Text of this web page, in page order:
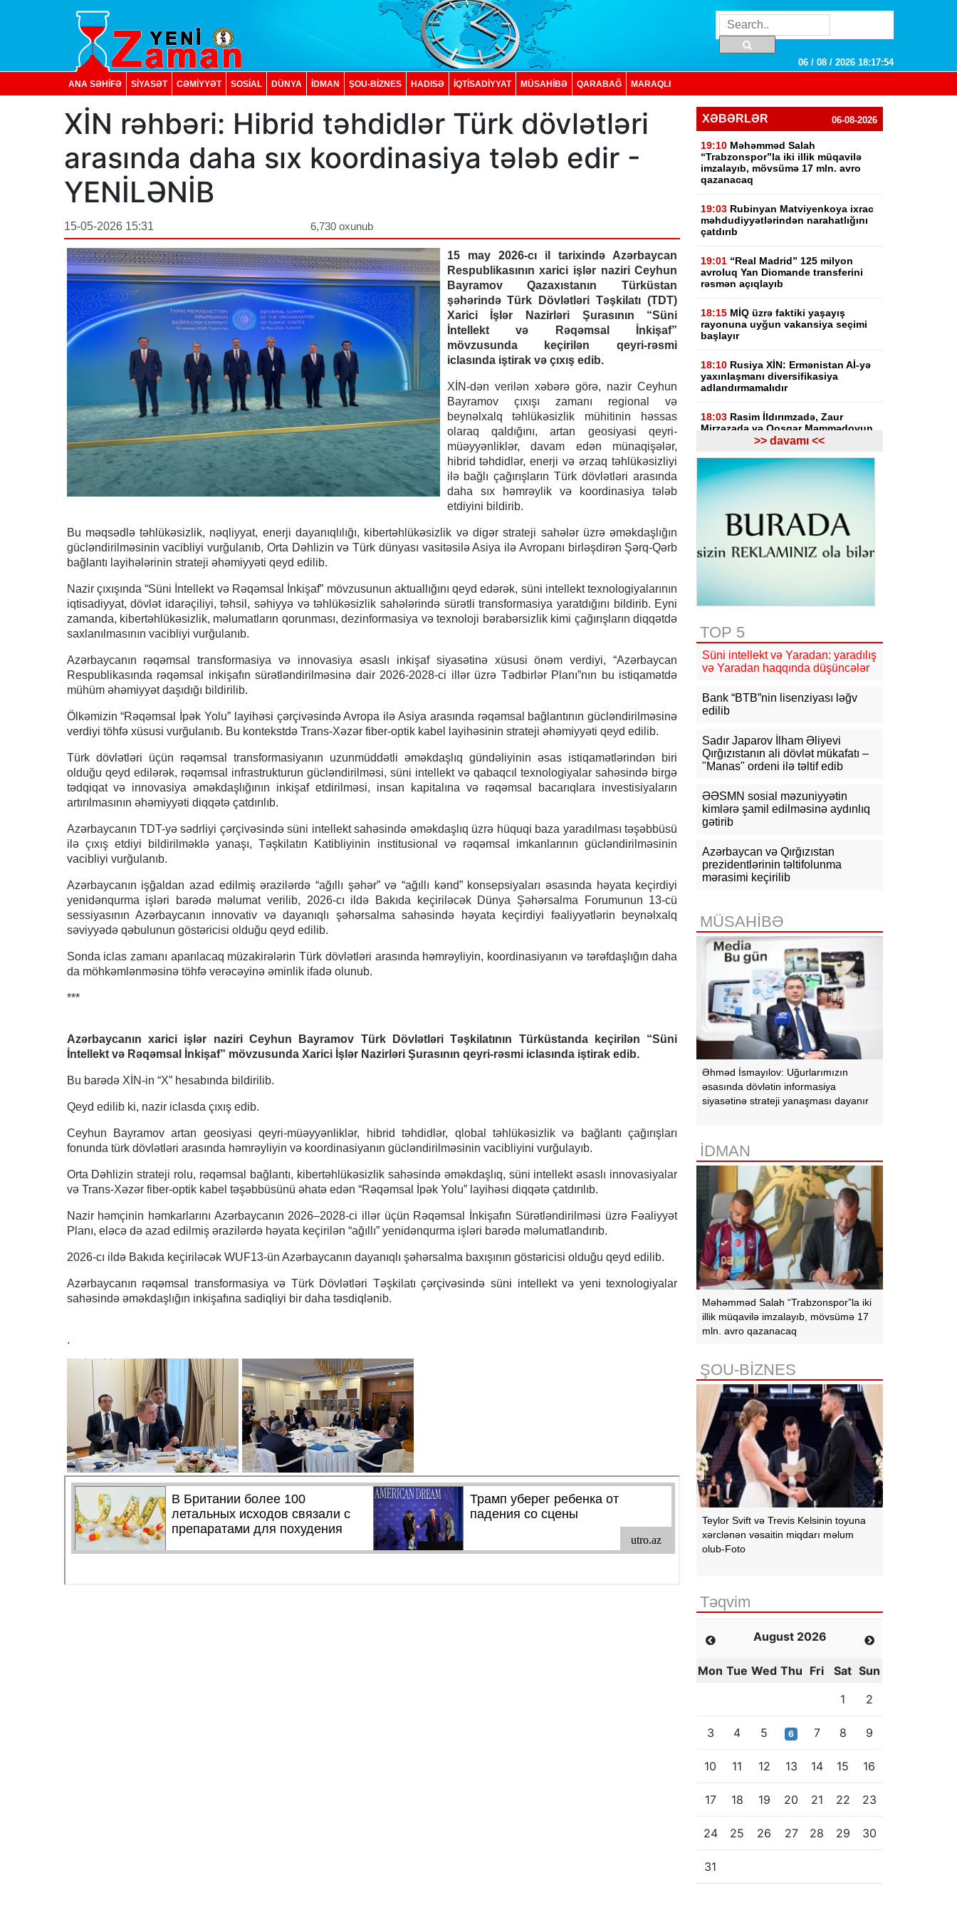
06 / 08 / 2026 18:17:55
ANA SƏHİFƏ SİYASƏT CƏMİYYƏT SOSIAL DÜNYA İDMAN ŞOU-BİZNES HADISƏ İQTISADIYYAT MÜSAHİBƏ QARABAĞ MARAQLI
XİN rəhbəri: Hibrid təhdidlər Türk dövlətləri
arasında daha sıx koordinasiya tələb edir -
YENİLƏNİB
15-05-2026 15:31 6,730 oxunub
15 may 2026-cı il tarixində Azərbaycan
Respublikasının xarici işlər naziri Ceyhun
Bayramov Qazaxıstanın Türküstan
şəhərində Türk Dövlətləri Təşkilatı (TDT)
Xarici İşlər Nazirləri Şurasının “Süni
İntellekt və Rəqəmsal İnkişaf”
mövzusunda keçirilən qeyri-rəsmi
iclasında iştirak və çıxış edib.
XİN-dən verilən xəbərə görə, nazir Ceyhun
Bayramov çıxışı zamanı regional və
beynəlxalq təhlükəsizlik mühitinin həssas
olaraq qaldığını, artan geosiyasi qeyri-
müəyyənliklər, davam edən münaqişələr,
hibrid təhdidlər, enerji və ərzaq təhlükəsizliyi
ilə bağlı çağırışların Türk dövlətləri arasında
daha sıx həmrəylik və koordinasiya tələb
etdiyini bildirib.
Bu məqsədlə təhlükəsizlik, nəqliyyat, enerji dayanıqlılığı, kibertəhlükəsizlik və digər strateji sahələr üzrə əməkdaşlığın
gücləndirilməsinin vacibliyi vurğulanıb, Orta Dəhlizin və Türk dünyası vasitəsilə Asiya ilə Avropanı birləşdirən Şərq-Qərb
bağlantı layihələrinin strateji əhəmiyyəti qeyd edilib.
Nazir çıxışında “Süni İntellekt və Rəqəmsal İnkişaf” mövzusunun aktuallığını qeyd edərək, süni intellekt texnologiyalarının
iqtisadiyyat, dövlət idarəçiliyi, təhsil, səhiyyə və təhlükəsizlik sahələrində sürətli transformasiya yaratdığını bildirib. Eyni
zamanda, kibertəhlükəsizlik, məlumatların qorunması, dezinformasiya və texnoloji bərabərsizlik kimi çağırışların diqqətdə
saxlanılmasının vacibliyi vurğulanıb.
Azərbaycanın rəqəmsal transformasiya və innovasiya əsaslı inkişaf siyasətinə xüsusi önəm verdiyi, “Azərbaycan
Respublikasında rəqəmsal inkişafın sürətləndirilməsinə dair 2026-2028-ci illər üzrə Tədbirlər Planı”nın bu istiqamətdə
mühüm əhəmiyyət daşıdığı bildirilib.
Ölkəmizin “Rəqəmsal İpək Yolu” layihəsi çərçivəsində Avropa ilə Asiya arasında rəqəmsal bağlantının gücləndirilməsinə
verdiyi töhfə xüsusi vurğulanıb. Bu kontekstdə Trans-Xəzər fiber-optik kabel layihəsinin strateji əhəmiyyəti qeyd edilib.
Türk dövlətləri üçün rəqəmsal transformasiyanın uzunmüddətli əməkdaşlıq gündəliyinin əsas istiqamətlərindən biri
olduğu qeyd edilərək, rəqəmsal infrastrukturun gücləndirilməsi, süni intellekt və qabaqcıl texnologiyalar sahəsində birgə
tədqiqat və innovasiya əməkdaşlığının inkişaf etdirilməsi, insan kapitalına və rəqəmsal bacarıqlara investisiyaların
artırılmasının əhəmiyyəti diqqətə çatdırılıb.
Azərbaycanın TDT-yə sədrliyi çərçivəsində süni intellekt sahəsində əməkdaşlıq üzrə hüquqi baza yaradılması təşəbbüsü
ilə çıxış etdiyi bildirilməklə yanaşı, Təşkilatın Katibliyinin institusional və rəqəmsal imkanlarının gücləndirilməsinin
vacibliyi vurğulanıb.
Azərbaycanın işğaldan azad edilmiş ərazilərdə “ağıllı şəhər” və “ağıllı kənd” konsepsiyaları əsasında həyata keçirdiyi
yenidənqurma işləri barədə məlumat verilib, 2026-cı ildə Bakıda keçiriləcək Dünya Şəhərsalma Forumunun 13-cü
sessiyasının Azərbaycanın innovativ və dayanıqlı şəhərsalma sahəsində həyata keçirdiyi fəaliyyətlərin beynəlxalq
səviyyədə qəbulunun göstəricisi olduğu qeyd edilib.
Sonda iclas zamanı aparılacaq müzakirələrin Türk dövlətləri arasında həmrəyliyin, koordinasiyanın və tərəfdaşlığın daha
da möhkəmlənməsinə töhfə verəcəyinə əminlik ifadə olunub.
***
Azərbaycanın xarici işlər naziri Ceyhun Bayramov Türk Dövlətləri Təşkilatının Türküstanda keçirilən “Süni
İntellekt və Rəqəmsal İnkişaf” mövzusunda Xarici İşlər Nazirləri Şurasının qeyri-rəsmi iclasında iştirak edib.
Bu barədə XİN-in “X” hesabında bildirilib.
Qeyd edilib ki, nazir iclasda çıxış edib.
Ceyhun Bayramov artan geosiyasi qeyri-müəyyənliklər, hibrid təhdidlər, qlobal təhlükəsizlik və bağlantı çağırışları
fonunda türk dövlətləri arasında həmrəyliyin və koordinasiyanın gücləndirilməsinin vacibliyini vurğulayıb.
Orta Dəhlizin strateji rolu, rəqəmsal bağlantı, kibertəhlükəsizlik sahəsində əməkdaşlıq, süni intellekt əsaslı innovasiyalar
və Trans-Xəzər fiber-optik kabel təşəbbüsünü əhatə edən “Rəqəmsal İpək Yolu” layihəsi diqqətə çatdırılıb.
Nazir həmçinin həmkarlarını Azərbaycanın 2026–2028-ci illər üçün Rəqəmsal İnkişafın Sürətləndirilməsi üzrə Fəaliyyət
Planı, eləcə də azad edilmiş ərazilərdə həyata keçirilən “ağıllı” yenidənqurma işləri barədə məlumatlandırıb.
2026-cı ildə Bakıda keçiriləcək WUF13-ün Azərbaycanın dayanıqlı şəhərsalma baxışının göstəricisi olduğu qeyd edilib.
Azərbaycanın rəqəmsal transformasiya və Türk Dövlətləri Təşkilatı çərçivəsində süni intellekt və yeni texnologiyalar
sahəsində əməkdaşlığın inkişafına sadiqliyi bir daha təsdiqlənib.
.
XƏBƏRLƏR 06-08-2026
19:10 Məhəmməd Salah
“Trabzonspor”la iki illik müqavilə
imzalayıb, mövsümə 17 mln. avro
qazanacaq
19:03 Rubinyan Matviyenkoya ixrac
məhdudiyyətlərindən narahatlığını
çatdırıb
19:01 “Real Madrid” 125 milyon
avroluq Yan Diomande transferini
rəsmən açıqlayıb
18:15 MİQ üzrə faktiki yaşayış
rayonuna uyğun vakansiya seçimi
başlayır
18:10 Rusiya XİN: Ermənistan Aİ-yə
yaxınlaşmanı diversifikasiya
adlandırmamalıdır
18:03 Rasim İldırımzadə, Zaur
Mirzəzadə və Qoşqar Məmmədovun
apellyasiya şikayəti üzrə məhkəmə
17:12 Gürcüstan Gəlirlər Xidməti
azərbaycanlı sürücülərin gömrükdə
"Europol" miqrantların qeyri-
qanuni daşınmasında şübhəli
bilinən suriyalıları saxlayıb
FOTO
16:31 Bu il dövlət büdcəsinə 11,5
Tramp zəng etdi - Pentaqonda
15:53
əməliyyatlar ən qısa zamanda
dayandırılmalıdır
dən çox şəxsin saxlanıldığı bildirilir
15:26 Kiyevdə Azərbaycan və
15:14 Ceyhun Bayramov Ukraynada
Azərbaycan Xalq Cümhuriyyətinin
>> davamı <<
TOP 5
Süni intellekt və Yaradan: yaradılış
və Yaradan haqqında düşüncələr
Bank “BTB”nin lisenziyası ləğv
edilib
Sadır Japarov İlham Əliyevi
Qırğızıstanın ali dövlət mükafatı –
"Manas" ordeni ilə təltif edib
ƏƏSMN sosial məzuniyyətin
kimlərə şamil edilməsinə aydınlıq
gətirib
Azərbaycan və Qırğızıstan
prezidentlərinin təltifolunma
mərasimi keçirilib
MÜSAHİBƏ
Əhməd İsmayılov: Uğurlarımızın
əsasında dövlətin informasiya
siyasətinə strateji yanaşması dayanır
İDMAN
Məhəmməd Salah “Trabzonspor”la iki
illik müqavilə imzalayıb, mövsümə 17
mln. avro qazanacaq
ŞOU-BİZNES
Teylor Svift və Trevis Kelsinin toyuna
xərclənən vəsaitin miqdarı məlum
olub-Foto
Təqvim
August 2026
Mon Tue Wed Thu Fri Sat Sun
1
2
3 4 5 6 7 8 9
10 11 12 13 14 15 16
17 18 19 20 21 22 23
24 25 26 27 28 29 30
31